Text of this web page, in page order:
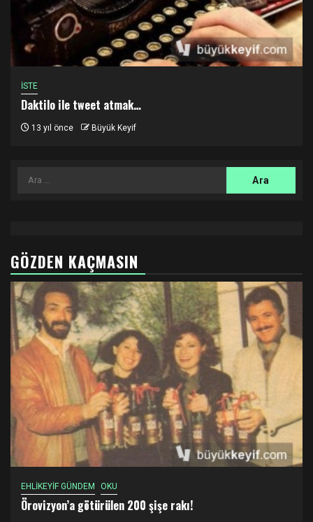
İSTE
Daktilo ile tweet atmak…
13 yıl önce Büyük Keyif
Arama:
GÖZDEN KAÇMASIN
EHLİKEYİF GÜNDEM OKU
Örovizyon’a götürülen 200 şişe rakı!